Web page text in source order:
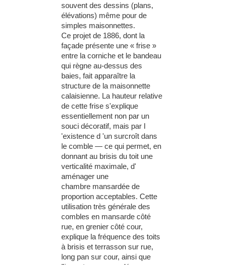
e
souvent des dessins (plans,
élévations) même pour de
simples maisonnettes.
Ce projet de 1886, dont la
façade présente une « frise »
entre la corniche et le bandeau
qui règne au-dessus des
baies, fait apparaître la
structure de la maisonnette
calaisienne. La hauteur relative
de cette frise s'explique
essentiellement non par un
souci décoratif, mais par I
'existence d 'un surcroît dans
le comble — ce qui permet, en
donnant au brisis du toit une
verticalité maximale, d'
aménagerune
chambre mansardée de
proportion acceptables. Cette
utilisation très générale des
combles en mansarde côté
rue, en grenier côté cour,
explique la fréquence des toits
à brisis et terrassonsur rue,
long pan sur cour, ainsi que